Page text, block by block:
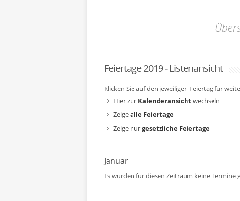
Feiertage 2019 - Listenansicht
Klicken Sie auf den jeweiligen Feiertag für
Hier zur Kalenderansichtwechseln
Zeigealle Feiertage
Zeige nurgesetzliche Feiertage
Januar
Es wurden für diesen Zeitraum keine Termine